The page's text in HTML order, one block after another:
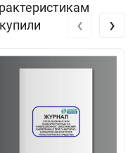
‹ ›